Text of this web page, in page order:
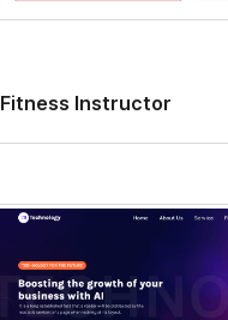
Fitness Instructor